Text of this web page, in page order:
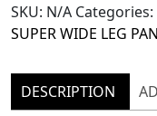
Pants
(TPN223)
Pink
quantity
SKU: N/A Categories:
SUPER WIDE LEG
DESCRIPTION